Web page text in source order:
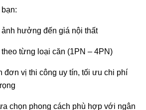
ảnh hưởng đến giá nội thất
từng loại căn (1PN – 4PN)
đơn vị thi công uy tín, tối ưu chi phí
chọn phong cách phù hợp với ngân